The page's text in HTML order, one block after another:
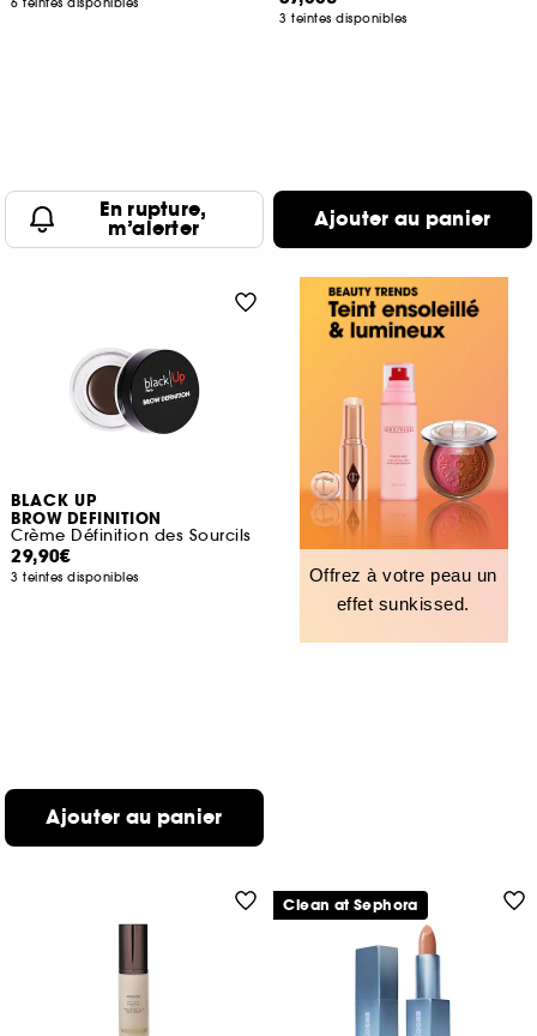
En rupture,
m’alerter
3 teintes disponibles
Ajouter au panier
BLACK UP
BROW DEFINITION
Crème Définition des Sourcils
29,90€
3 teintes disponibles
Ajouter au panier
Offrez à votre peau un
effet sunkissed.
Clean at Sephora